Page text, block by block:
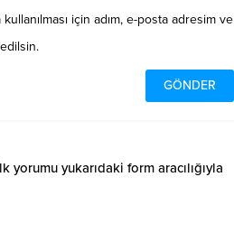
için adım, e-posta adresim ve
yorumu yukarıdaki form aracılığıyla